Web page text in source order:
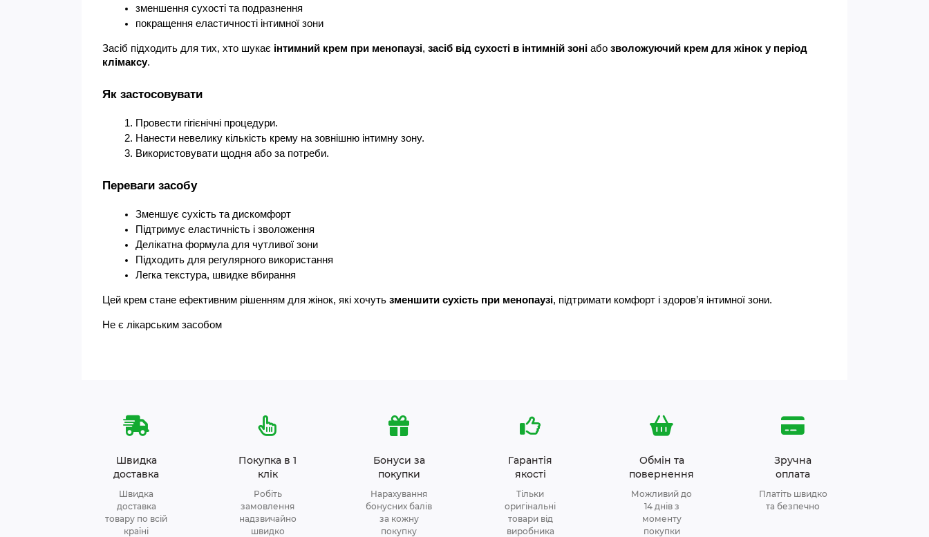
зменшення сухості та подразнення
покращення еластичності інтимної зони
Засіб підходить для тих, хто шукає інтимний крем при менопаузі, засіб від сухості в інтимній зоні або зволожуючий крем для жінок у період
клімаксу.
Як застосовувати
Провести гігієнічні процедури.
Нанести невелику кількість крему на зовнішню інтимну зону.
Використовувати щодня або за потреби.
Переваги засобу
Зменшує сухість та дискомфорт
Підтримує еластичність і зволоження
Делікатна формула для чутливої зони
Підходить для регулярного використання
Легка текстура, швидке вбирання
Цей крем стане ефективним рішенням для жінок, які хочуть зменшити сухість при менопаузі, підтримати комфорт і здоров’я інтимної зони.
Не є лікарським засобом
Швидка
доставка
Швидка
доставка
товару по всій
країні
Покупка в 1
клік
Робіть
замовлення
надзвичайно
швидко
Бонуси за
покупки
Нарахування
бонусних балів
за кожну
покупку
Гарантія
якості
Тільки
оригінальні
товари від
виробника
Обмін та
повернення
Можливий до
14 днів з
моменту
покупки
Зручна
оплата
Платіть швидко
та безпечно